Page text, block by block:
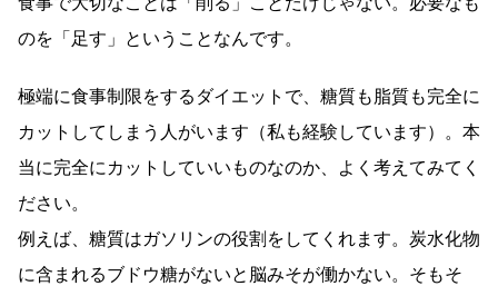
のを「足す」ということなんです。
極端に食事制限をするダイエットで、糖質も脂質も完全に
カットしてしまう人がいます（私も経験しています）。本
当に完全にカットしていいものなのか、よく考えてみてく
ださい。
例えば、糖質はガソリンの役割をしてくれます。炭水化物
に含まれるブドウ糖がないと脳みそが働かない。そもそ